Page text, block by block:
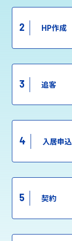
2 HP作成
3 追客
4 入居申込
5 契約